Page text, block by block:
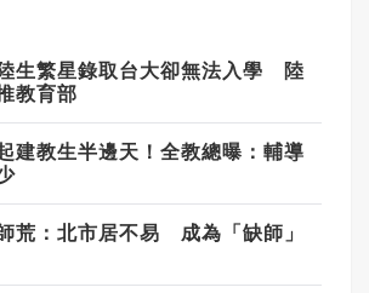
生繁星錄取台大卻無法入學 陸
教育部
建教生半邊天！全教總曝：輔導
荒：北市居不易 成為「缺師」